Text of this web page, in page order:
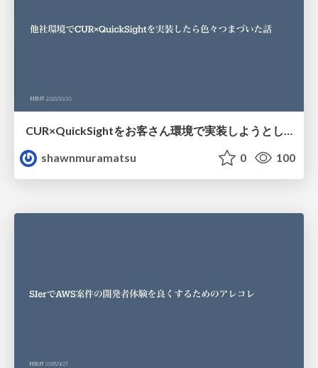
CUR×QuickSightをお客さん環境で実装しようとしたら色々つまづいた話
shawnmuramatsu
0 100